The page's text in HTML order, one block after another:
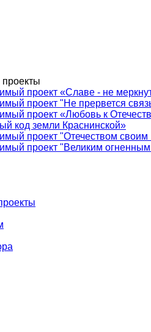
проект «Славе - не
проект "Не прервется
проект «Любовь к
код земли Краснинской»
проект "Отечеством своим
проект "Великим